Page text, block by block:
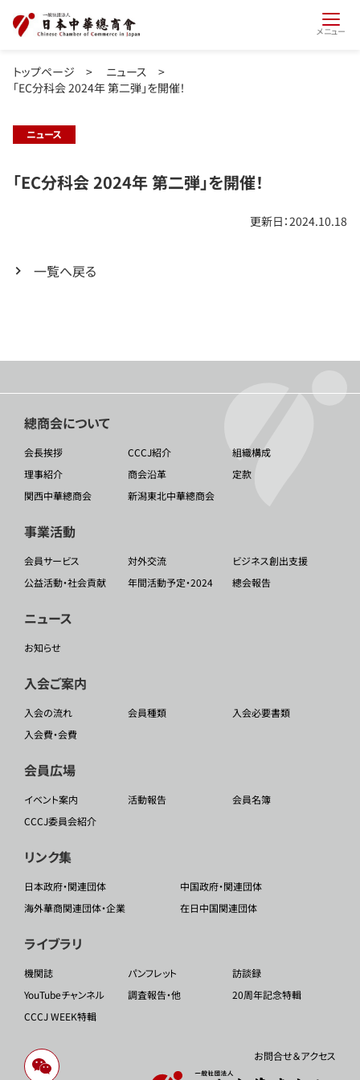
メニュー
トップページ > ニュース >
「EC分科会 2024年 第二弾」を開催！
ニュース
「EC分科会 2024年 第二弾」を開催！
更新日：2024.10.18
一覧へ戻る
總商会について
会長挨拶 CCCJ紹介
組織構成
理事紹介
商会沿革
定款
関西中華總商会
新潟東北中華總商会
事業活動
会員サービス 対外交流
ビジネス創出支援
公益活動・社会貢献
年間活動予定・2024 總会報告
ニュース
お知らせ
入会ご案内
入会の流れ 会員種類
入会必要書類
入会費・会費
会員広場
イベント案内 活動報告
会員名簿
CCCJ委員会紹介
リンク集
日本政府・関連団体
中国政府・関連団体
海外華商関連団体・企業
在日中国関連団体
ライブラリ
機関誌 パンフレット
訪談録
YouTubeチャンネル
調査報告・他
20周年記念特輯
CCCJ WEEK特輯
お問合せ＆アクセス